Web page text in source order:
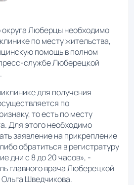
Люберцы необходимо
по месту жительства,
помощь в полном
службе Люберецкой
для получения
по
то есть по месту
Для этого необходимо
заявление на прикрепление
обратиться в регистратуру
дни с 8 до 20 часов», -
главного врача Люберецкой
Шведчикова.